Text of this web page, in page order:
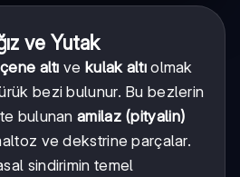
ve Yutak
çene altı ve kulak altıolmak
bezi bulunur. Bu bezlerin
bulunanamilaz (pityalin)
ve dekstrine parçalar.
sindirimin temel